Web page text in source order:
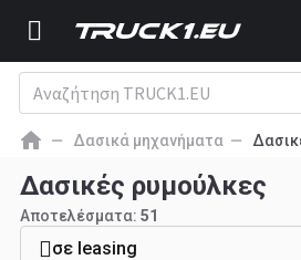
Δασικά μηχανήματα
Δασικές ρυμούλκες
Αποτελέσματα: 51
σε leasing